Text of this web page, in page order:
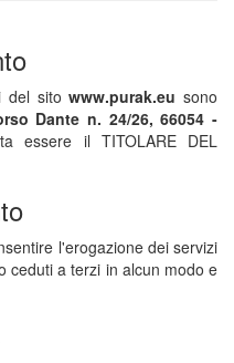
del sitowww.purak.eu sono
Dante n. 24/26, 66054 -
essere il TITOLARE DEL
l'erogazione dei servizi
ceduti a terzi in alcun modo e